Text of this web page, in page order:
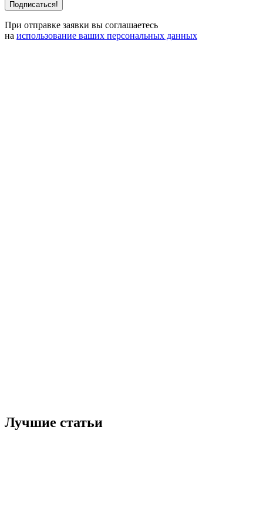
При отправке заявки вы соглашаетесь
на использование ваших персональных данных
Лучшие статьи